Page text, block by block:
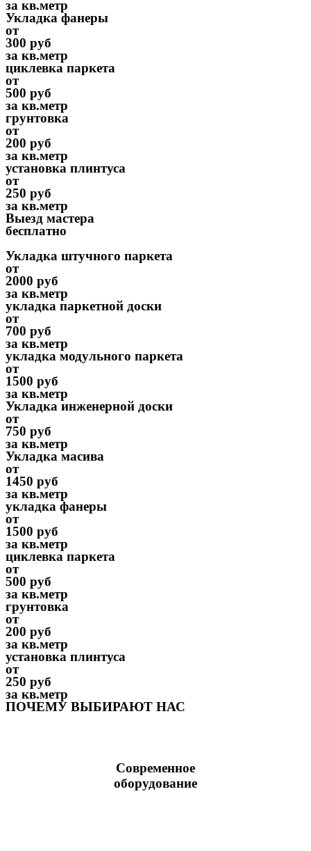
за кв.метр
Укладка фанеры
от
300 руб
за кв.метр
циклевка паркета
от
500 руб
за кв.метр
грунтовка
от
200 руб
за кв.метр
установка плинтуса
от
250 руб
за кв.метр
Выезд мастера
бесплатно
Укладка штучного паркета
от
2000 руб
за кв.метр
укладка паркетной доски
от
700 руб
за кв.метр
укладка модульного паркета
от
1500 руб
за кв.метр
Укладка инженерной доски
от
750 руб
за кв.метр
Укладка масива
от
1450 руб
за кв.метр
укладка фанеры
от
1500 руб
за кв.метр
циклевка паркета
от
500 руб
за кв.метр
грунтовка
от
200 руб
за кв.метр
установка плинтуса
от
250 руб
за кв.метр
ПОЧЕМУ ВЫБИРАЮТ НАС
Современное
оборудование